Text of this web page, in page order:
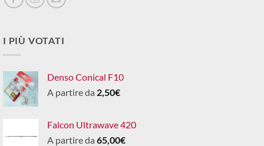
I PIÙ VOTATI
Denso Conical F10
A partire da 2,50€
Falcon Ultrawave 420
A partire da 65,00€